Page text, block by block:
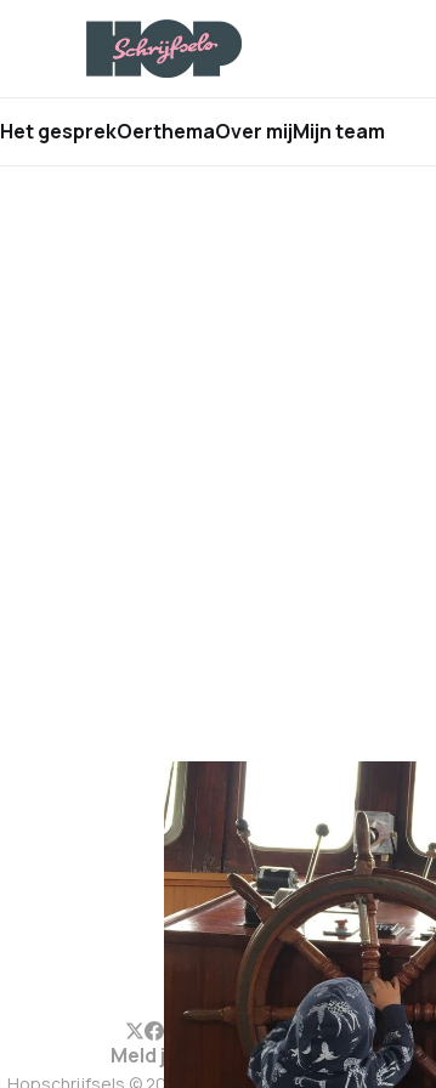
Het gesprekOerthemaOver mijMijn team
Meld je aan